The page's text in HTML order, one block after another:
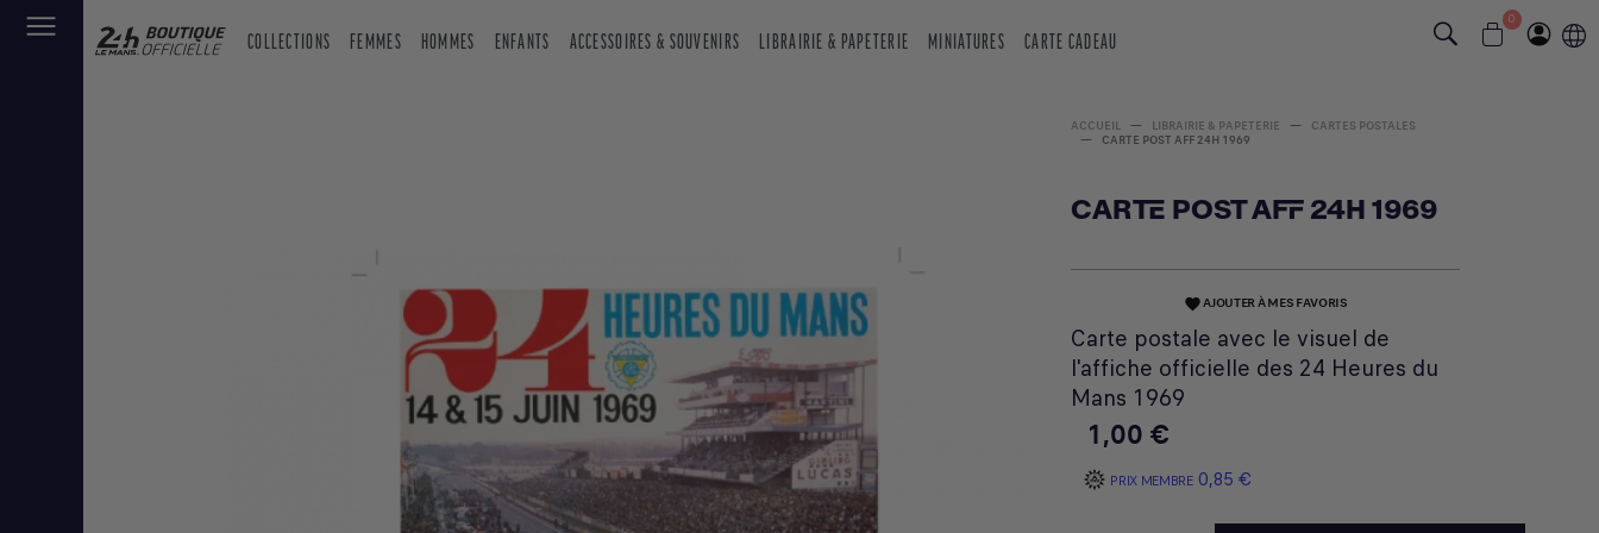
COLLECTIONS FEMMES HOMMES ENFANTS ACCESSOIRES & SOUVENIRS LIBRAIRIE & PAPETERIE MINIATURES CARTE CADEAU
0
ACCUEIL LIBRAIRIE & PAPETERIE
CARTES POSTALES
CARTE POST AFF 24H 1969
CARTE POST AFF 24H 1969
favoriteAJOUTER À MES FAVORIS
Carte postale avec le visuel de
l'affiche officielle des 24 Heures du
Mans 1969
1,00 €
PRIX MEMBRE 0,85 €